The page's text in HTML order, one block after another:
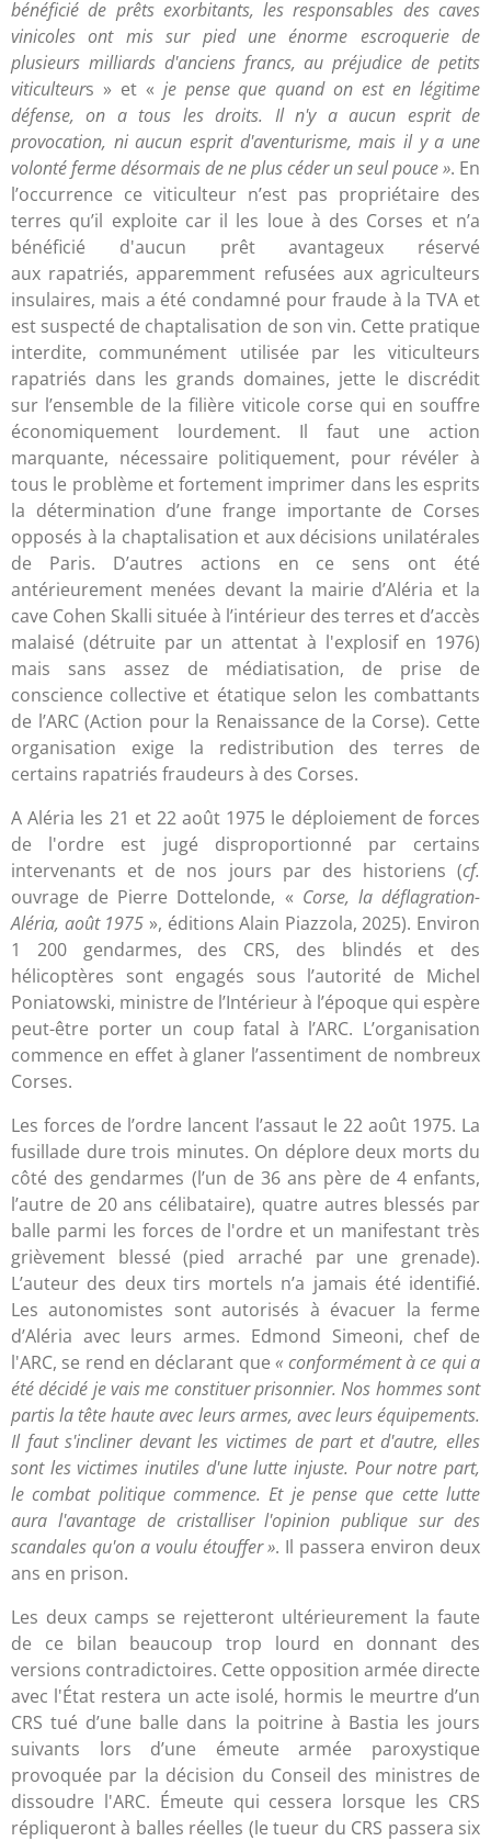
bénéficié de prêts exorbitants, les responsables des caves
vinicoles ont mis sur pied une énorme escroquerie de
plusieurs milliards d'anciens francs, au préjudice de petits
viticulteurs » et « je pense que quand on est en légitime
défense, on a tous les droits. Il n'y a aucun esprit de
provocation, ni aucun esprit d'aventurisme, mais il y a une
volonté ferme désormais de ne plus céder un seul pouce ». En
l’occurrence ce viticulteur n’est pas propriétaire des
terres qu’il exploite car il les loue à des Corses et n’a
bénéficié d'aucun prêt avantageux réservé
aux rapatriés, apparemment refusées aux agriculteurs
insulaires, mais a été condamné pour fraude à la TVA et
est suspecté de chaptalisation de son vin. Cette pratique
interdite, communément utilisée par les viticulteurs
rapatriés dans les grands domaines, jette le discrédit
sur l’ensemble de la filière viticole corse qui en souffre
économiquement lourdement. Il faut une action
marquante, nécessaire politiquement, pour révéler à
tous le problème et fortement imprimer dans les esprits
la détermination d’une frange importante de Corses
opposés à la chaptalisation et aux décisions unilatérales
de Paris. D’autres actions en ce sens ont été
antérieurement menées devant la mairie d’Aléria et la
cave Cohen Skalli située à l’intérieur des terres et d’accès
malaisé (détruite par un attentat à l'explosif en 1976)
mais sans assez de médiatisation, de prise de
conscience collective et étatique selon les combattants
de l’ARC (Action pour la Renaissance de la Corse). Cette
organisation exige la redistribution des terres de
certains rapatriés fraudeurs à des Corses.
A Aléria les 21 et 22 août 1975 le déploiement de forces
de l'ordre est jugé disproportionné par certains
intervenants et de nos jours par des historiens (cf.
ouvrage de Pierre Dottelonde, « Corse, la déflagration-
Aléria, août 1975 », éditions Alain Piazzola, 2025). Environ
1 200 gendarmes, des CRS, des blindés et des
hélicoptères sont engagés sous l’autorité de Michel
Poniatowski, ministre de l’Intérieur à l’époque qui espère
peut-être porter un coup fatal à l’ARC. L’organisation
commence en effet à glaner l’assentiment de nombreux
Corses.
Les forces de l’ordre lancent l’assaut le 22 août 1975. La
fusillade dure trois minutes. On déplore deux morts du
côté des gendarmes (l’un de 36 ans père de 4 enfants,
l’autre de 20 ans célibataire), quatre autres blessés par
balle parmi les forces de l'ordre et un manifestant très
grièvement blessé (pied arraché par une grenade).
L’auteur des deux tirs mortels n’a jamais été identifié.
Les autonomistes sont autorisés à évacuer la ferme
d’Aléria avec leurs armes. Edmond Simeoni, chef de
l'ARC, se rend en déclarant que« conformément à ce qui a
été décidé je vais me constituer prisonnier. Nos hommes sont
partis la tête haute avec leurs armes, avec leurs équipements.
Il faut s'incliner devant les victimes de part et d'autre, elles
sont les victimes inutiles d'une lutte injuste. Pour notre part,
le combat politique commence. Et je pense que cette lutte
aura l'avantage de cristalliser l'opinion publique sur des
scandales qu'on a voulu étouffer ». Il passera environ deux
ans en prison.
Les deux camps se rejetteront ultérieurement la faute
de ce bilan beaucoup trop lourd en donnant des
versions contradictoires. Cette opposition armée directe
avec l'État restera un acte isolé, hormis le meurtre d’un
CRS tué d’une balle dans la poitrine à Bastia les jours
suivants lors d’une émeute armée paroxystique
provoquée par la décision du Conseil des ministres de
dissoudre l'ARC. Émeute qui cessera lorsque les CRS
répliqueront à balles réelles (le tueur du CRS passera six